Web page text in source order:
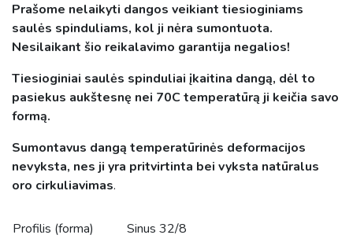
Prašome nelaikyti dangos veikiant tiesioginiams
saulės spinduliams, kol ji nėra sumontuota.
Nesilaikant šio reikalavimo garantija negalios!
Tiesioginiai saulės spinduliai įkaitina dangą, dėl to
pasiekus aukštesnę nei 70C temperatūrą ji keičia savo
formą.
Sumontavus dangą temperatūrinės deformacijos
nevyksta, nes ji yra pritvirtinta bei vyksta natūralus
oro cirkuliavimas.
Profilis (forma) Sinus 32/8